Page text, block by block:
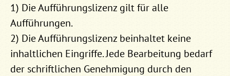
1) Die Aufführungslizenz gilt für alle
Aufführungen.
2) Die Aufführungslizenz beinhaltet keine
inhaltlichen Eingriffe. Jede Bearbeitung bedarf
der schriftlichen Genehmigung durch den